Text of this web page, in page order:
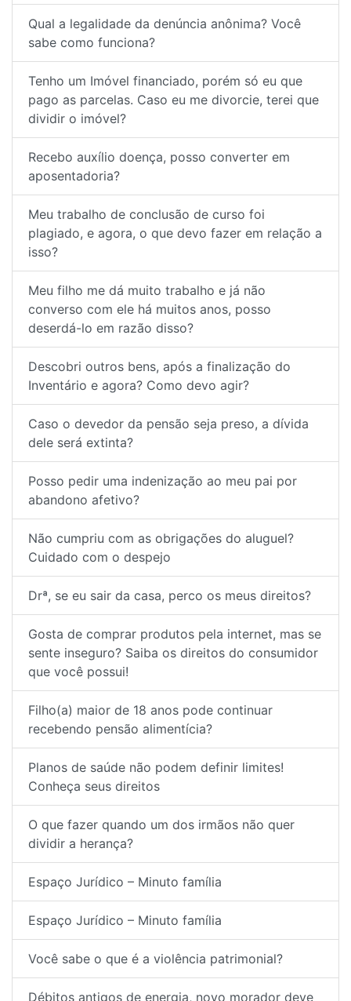
Qual a legalidade da denúncia anônima? Você
sabe como funciona?
Tenho um Imóvel financiado, porém só eu que
pago as parcelas. Caso eu me divorcie, terei que
dividir o imóvel?
Recebo auxílio doença, posso converter em
aposentadoria?
Meu trabalho de conclusão de curso foi
plagiado, e agora, o que devo fazer em relação a
isso?
Meu filho me dá muito trabalho e já não
converso com ele há muitos anos, posso
deserdá-lo em razão disso?
Descobri outros bens, após a finalização do
Inventário e agora? Como devo agir?
Caso o devedor da pensão seja preso, a dívida
dele será extinta?
Posso pedir uma indenização ao meu pai por
abandono afetivo?
Não cumpriu com as obrigações do aluguel?
Cuidado com o despejo
Drª, se eu sair da casa, perco os meus direitos?
Gosta de comprar produtos pela internet, mas se
sente inseguro? Saiba os direitos do consumidor
que você possui!
Filho(a) maior de 18 anos pode continuar
recebendo pensão alimentícia?
Planos de saúde não podem definir limites!
Conheça seus direitos
O que fazer quando um dos irmãos não quer
dividir a herança?
Espaço Jurídico – Minuto família
Espaço Jurídico – Minuto família
Você sabe o que é a violência patrimonial?
Débitos antigos de energia, novo morador deve